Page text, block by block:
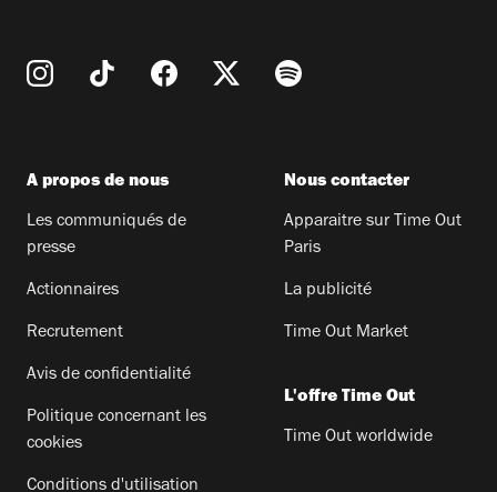
A propos de nous
Les communiqués de
presse
Actionnaires
Recrutement
Avis de confidentialité
Politique concernant les
cookies
Conditions d'utilisation
Nous contacter
Apparaitre sur Time Out
Paris
La publicité
Time Out Market
L'offre Time Out
Time Out worldwide